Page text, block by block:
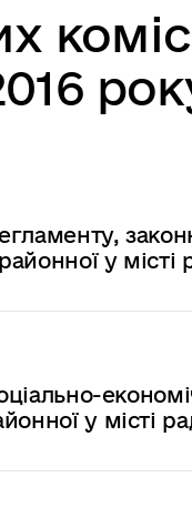
у місті
у місті